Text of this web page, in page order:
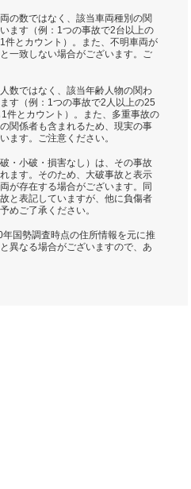
の数ではなく、該当車両種別の関
ます（例：1つの事故で2台以上の
件とカウント）。また、不明車両が
一致しない場合がございます。ご
数ではなく、該当年齢人物の関わ
す（例：1つの事故で2人以上の25
件とカウント）。また、多重事故の
関係者も含まれるため、現実の事
ます。ご注意ください。
・小破・損害なし）は、その事故
ます。そのため、大破事故と表示
が存在する場合がございます。同
と表記していますが、他に負傷者
めご了承ください。
国勢調査時点の住所情報を元に推
異なる場合がございますので、あ